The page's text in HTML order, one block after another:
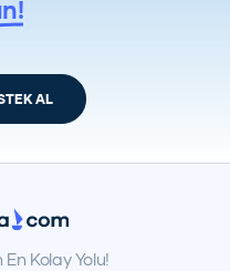
AL
Kolay Yolu!